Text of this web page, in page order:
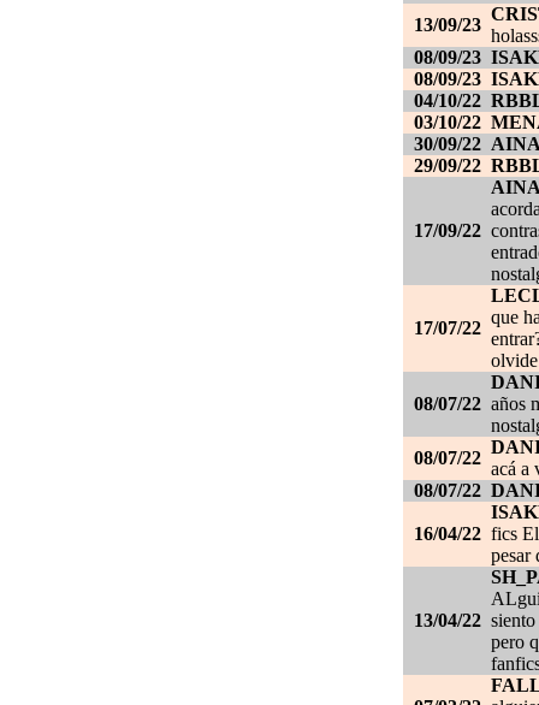
13/09/23
08/09/23
08/09/23
04/10/22
03/10/22
30/09/22
29/09/22
17/09/22
17/07/22
que
08/07/22 años
08/07/22
acá a
08/07/22
16/04/22 fics
pesar
13/04/22
pero